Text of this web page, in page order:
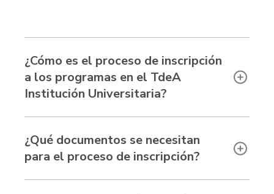
¿Cómo es el proceso de inscripción
a los programas en el TdeA
Institución Universitaria?
¿Qué documentos se necesitan
para el proceso de inscripción?